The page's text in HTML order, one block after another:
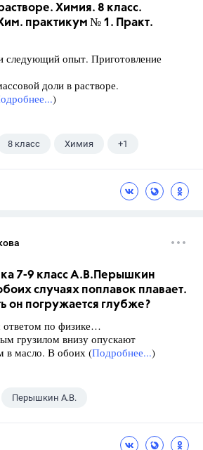
Химия. 8 класс.
практикум № 1. Практ.
следующий опыт. Приготовление
доли в растворе.
)
8 класс Химия +1
7-9 класс А.В.Перышкин
случаях поплавок плавает.
он погружается глубже?
по физике…
грузилом внизу опускают
в масло. В обоих (Подробнее...)
Перышкин А.В.